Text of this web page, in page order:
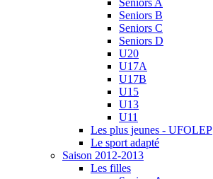
Seniors B
Seniors C
Seniors D
U20
U17A
U17B
U15
U13
U11
Les plus jeunes - UFOLEP
Le sport adapté
Saison 2012-2013
Les filles